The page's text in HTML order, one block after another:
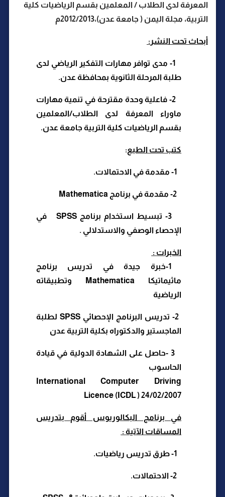
المعرفة لدى الطلاب / المعلمين بقسم الرياضيات كلية
التربية، مجلة اليمن ( جامعة عدن)،2012/2013م
أبحاث تحت النشر :
1- مدى توافر مهارات التفكير الرياضي لدى
طلبة المرحلة الثانوية بمحافظة عدن.
2- فاعلية وحدة مقترحة في تنمية مهارات
ماوراء المعرفة لدى الطلاب/المعلمين
بقسم الرياضيات كلية التربية جامعة عدن.
كتب تحت الطبع:
1- مقدمة في الاحتمالات.
2- مقدمة في برنامج Mathematica
-3 تبسيط استخدام برنامج
SPSS في
الإحصاء الوصفي والاستدلالي .
الخبرات :
-1خبرة جيدة في
تدريس برنامج
ماثيماتيكا Mathematica وتطبيقاته
الرياضية
-2
تدريس البرنامج الإحصائي SPSS لطلبة
الماجستير والدكتوراه بكلية التربية عدن
- 3حاصل على الشهادة الدولية في قيادة
الحاسوب
International Computer Driving
Licence (ICDL ) 24/02/2007
في برنامج البكالوريوس أقوم بتدريس
المساقات الآتية:
-1طرق تدريس رياضيات.
2- الاحتمالات.